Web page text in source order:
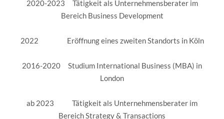
2020-2023 Tätigkeit als Unternehmensberater im
Bereich Business Development
2022 Eröffnung eines zweiten Standorts in Köln
2016-2020 Studium International Business (MBA) in
London
ab 2023 Tätigkeit als Unternehmensberater im
Bereich Strategy & Transactions